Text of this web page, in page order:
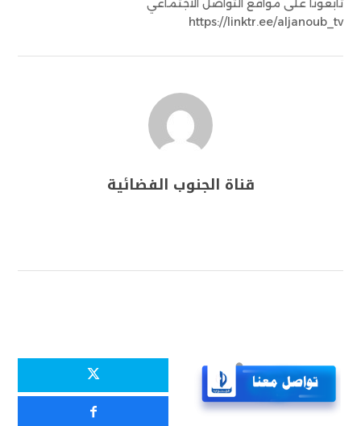
تابعونا على مواقع التواصل الاجتماعي
https://linktr.ee/aljanoub_tv
قناة الجنوب الفضائية